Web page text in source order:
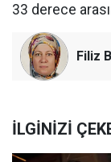
33 derece
Filiz